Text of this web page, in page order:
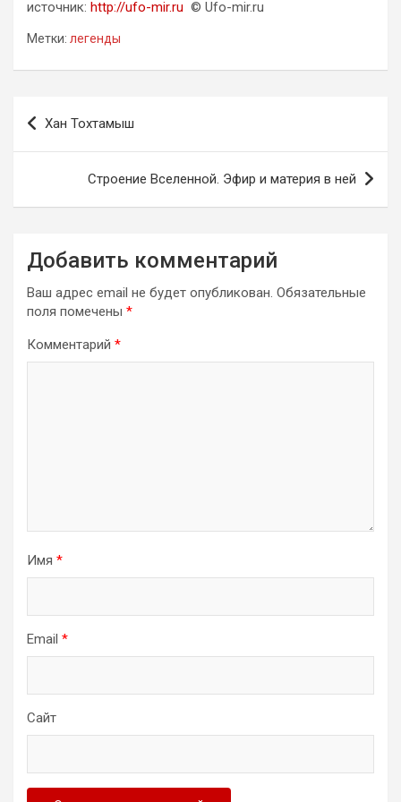
источник: http://ufo-mir.ru © Ufo-mir.ru
Метки: легенды
Навигация
по
записям
Хан Тохтамыш
Строение Вселенной. Эфир и материя в ней
Добавить комментарий
Ваш адрес email не будет опубликован. Обязательные
поля помечены *
Комментарий *
Имя *
Email *
Сайт